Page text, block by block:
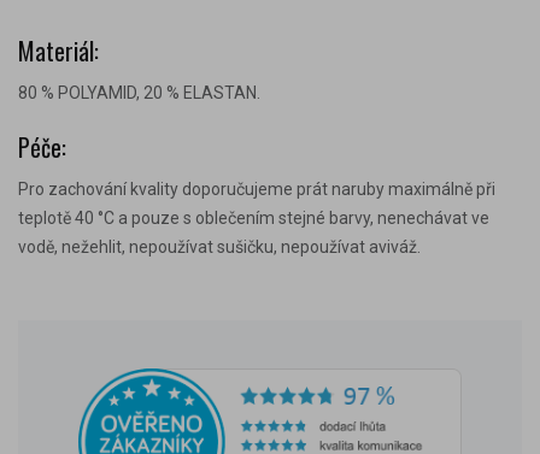
Materiál:
80 % POLYAMID, 20 % ELASTAN.
Péče:
Pro zachování kvality doporučujeme prát naruby maximálně při
teplotě 40 °C a pouze s oblečením stejné barvy, nenechávat ve
vodě, nežehlit, nepoužívat sušičku, nepoužívat aviváž.